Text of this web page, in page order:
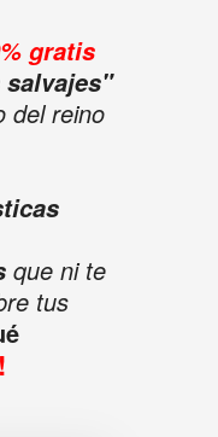
gratis
del reino
que ni te
tus